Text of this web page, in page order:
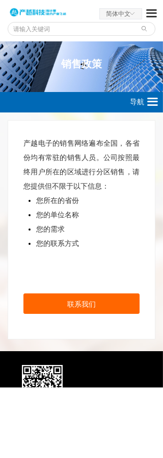
ꄙ
끀
ꀅ
简体中文
销售政策
产越电子的销售网络遍布全国，各省
份均有常驻的销售人员。公司按照最
终用户所在的区域进行分区销售，请
您提供但不限于以下信息：
您所在的省份
您的单位名称
您的需求
您的联系方式
联系我们
导航 끀